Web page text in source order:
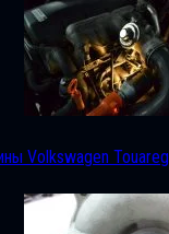
Volkswagen Touareg